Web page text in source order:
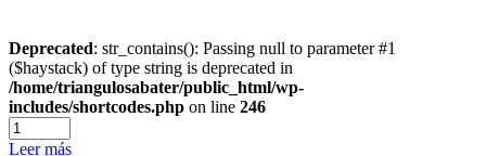
Deprecated: str_contains(): Passing null to parameter #1
($haystack) of type string is deprecated in
/home/triangulosabater/public_html/wp-
includes/shortcodes.php on line 246
Leer más